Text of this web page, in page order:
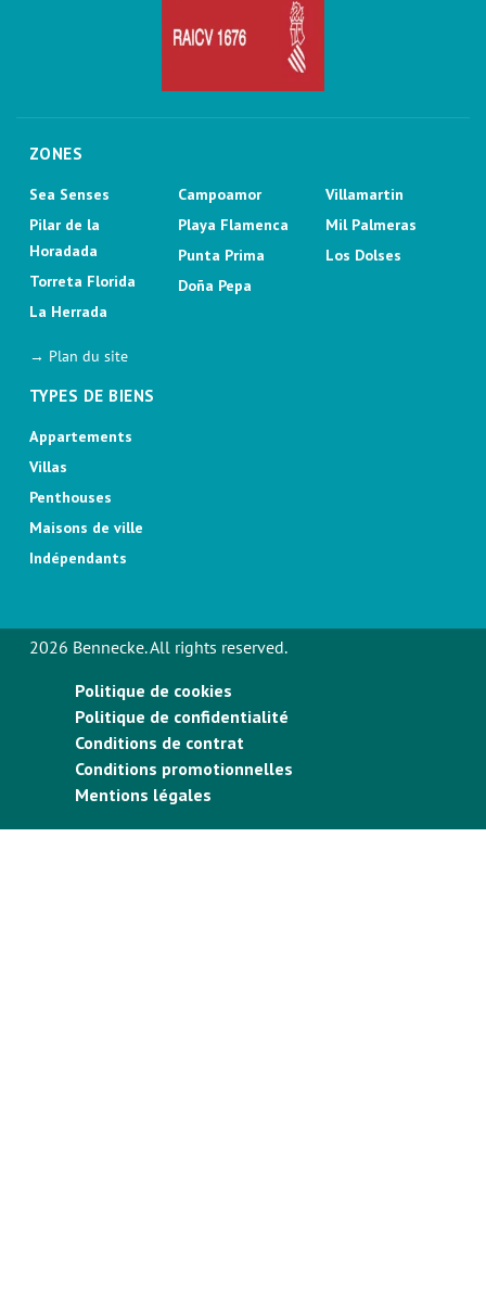
ZONES
Sea Senses
Pilar de la
Horadada
Torreta Florida
La Herrada
Campoamor
Playa Flamenca
Punta Prima
Doña Pepa
Villamartin
Mil Palmeras
Los Dolses
→ Plan du site
TYPES DE BIENS
Appartements
Villas
Penthouses
Maisons de ville
Indépendants
2026 Bennecke. All rights reserved.
Politique de cookies
Politique de confidentialité
Conditions de contrat
Conditions promotionnelles
Mentions légales